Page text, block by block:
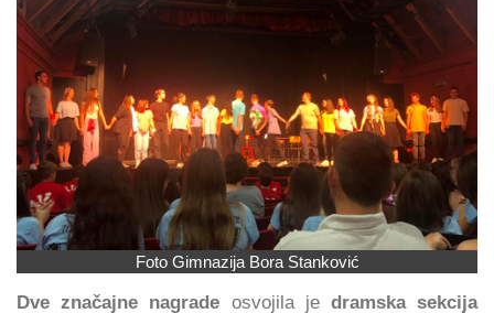
Foto Gimnazija Bora Stanković
Dve značajne nagrade osvojila je dramska sekcija